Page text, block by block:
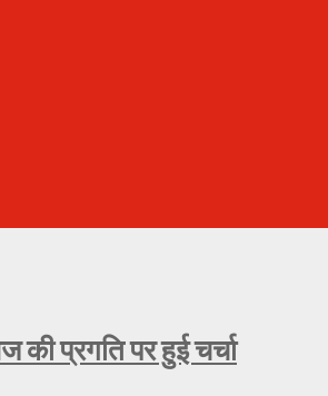
प्रगति पर हुई चर्चा